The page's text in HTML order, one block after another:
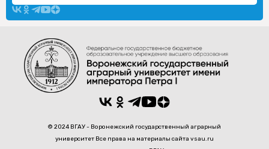
© 2024 ВГАУ - Воронежский государственный аграрный
университет Все права на материалы сайта vsau.ru